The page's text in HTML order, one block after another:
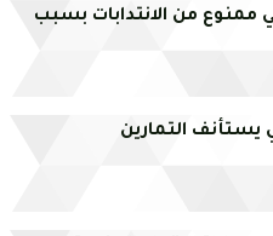
ممنوع من الانتدابات بسبب
يستأنف التمارين